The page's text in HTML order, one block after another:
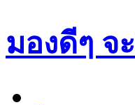
มองดีๆ จ